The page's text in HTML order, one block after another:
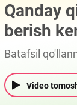
Qanday
berish
Batafsil
Video